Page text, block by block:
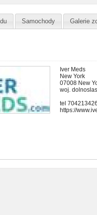
Samochody Galerie
Iver Meds
New York
07008 New
woj.
tel
https://